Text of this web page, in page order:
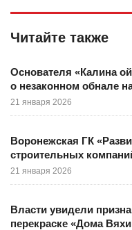
Читайте также
Основателя «Калина
о незаконном обнале
21 января 2026
Воронежская ГК
строительных
21 января 2026
Власти увидели
перекраске «Дома